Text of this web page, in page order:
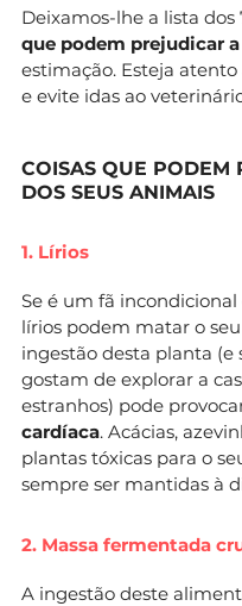
Deixamos-lhe a lista dos
que podem prejudicar
estimação. Esteja
e evite idas ao
COISAS QUE PODEM
DOS SEUS ANIMAIS
1. Lírios
Se é um fã incondicional
lírios podem matar o
ingestão desta planta (e
gostam de explorar a
estranhos) pode
cardíaca. Acácias,
plantas tóxicas para o
sempre ser mantidas à
2. Massa fermentada
A ingestão deste